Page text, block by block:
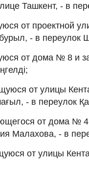
Ташкент, - в
от проектной
- в переулок
от дома № 8 и
от улицы
- в переулок
от дома №
Малахова, - в
от улицы